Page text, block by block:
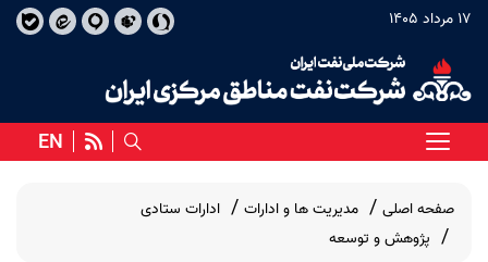
17 مرداد 1405
EN
صفحه اصلی مدیریت ها و ادارات
ادارات ستادی
پژوهش و توسعه